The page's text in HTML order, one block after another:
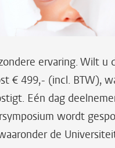
ervaring. Wilt u
€ 499,- (incl. BTW),
Eén dag
wordt
de